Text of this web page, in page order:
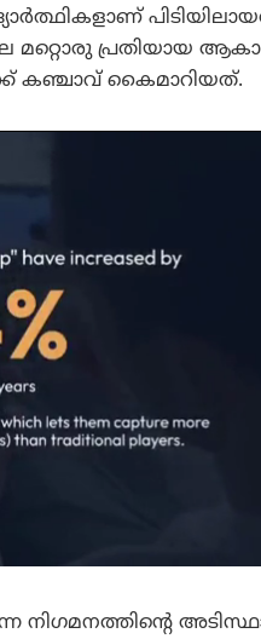
മറ്റൊരു പ്രതിയായ
കഞ്ചാവ് കൈമാറിയത്.
നിഗമനത്തിന്റെ